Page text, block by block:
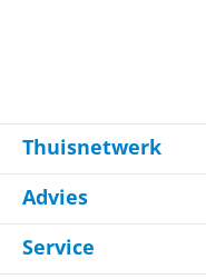
Thuisnetwerk
Advies
Service